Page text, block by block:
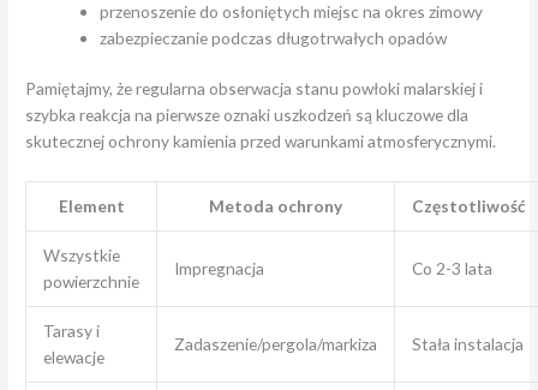
przenoszenie do osłoniętych miejsc na okres zimowy
zabezpieczanie podczas długotrwałych opadów
Pamiętajmy, że regularna obserwacja stanu powłoki malarskiej i
szybka reakcja na pierwsze oznaki uszkodzeń są kluczowe dla
skutecznej ochrony kamienia przed warunkami atmosferycznymi.
Element Metoda ochrony Częstotliwość
Wszystkie
powierzchnie
Impregnacja Co 2-3 lata
Tarasy i
elewacje
Zadaszenie/pergola/markiza Stała instalacja